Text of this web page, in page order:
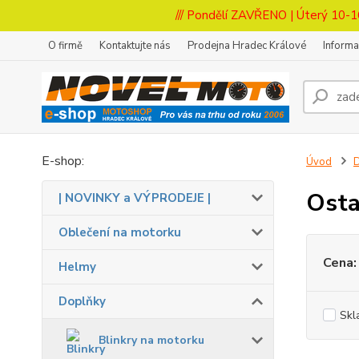
/// Pondělí ZAVŘENO | Úterý
O firmě Kontaktujte nás Prodejna Hradec Králové
E-shop:
| NOVINKY a VÝPRODEJE |
Oblečení na motorku
Helmy
Doplňky
Blinkry na motorku
Úvod
Cena: